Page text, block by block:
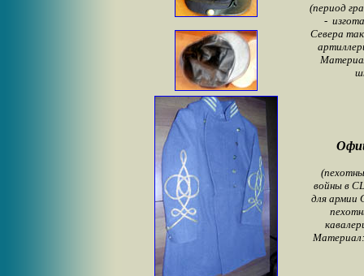
(период
-
Севера
войны в
для армии
Материал: